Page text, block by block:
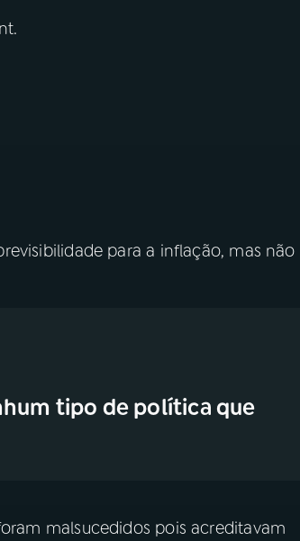
para a inflação, mas não
tipo de política que
malsucedidos pois acreditavam